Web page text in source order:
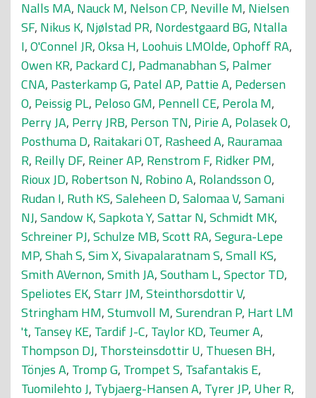
Nalls MA, Nauck M, Nelson CP, Neville M, Nielsen
SF, Nikus K, Njølstad PR, Nordestgaard BG, Ntalla
I,O'Connel JR,Oksa H, Loohuis LMOlde,Ophoff RA,
Owen KR, Packard CJ, Padmanabhan S, Palmer
CNA, Pasterkamp G, Patel AP, Pattie A, Pedersen
O, Peissig PL, Peloso GM, Pennell CE, Perola M,
Perry JA, Perry JRB, Person TN, Pirie A, Polasek O,
Posthuma D, Raitakari OT, Rasheed A, Rauramaa
R, Reilly DF, Reiner AP, Renstrom F, Ridker PM,
Rioux JD, Robertson N, Robino A, Rolandsson O,
Rudan I, Ruth KS,Saleheen D,Salomaa V,Samani
NJ,Sandow K,Sapkota Y,Sattar N,Schmidt MK,
Schreiner PJ,Schulze MB,Scott RA,Segura-Lepe
MP,Shah S,Sim X,Sivapalaratnam S,Small KS,
Smith AVernon,Smith JA,Southam L,Spector TD,
Speliotes EK,Starr JM,Steinthorsdottir V,
Stringham HM,Stumvoll M,Surendran P, Hart LM
't, Tansey KE, Tardif J-C, Taylor KD, Teumer A,
Thompson DJ, Thorsteinsdottir U, Thuesen BH,
Tönjes A, Tromp G, Trompet S, Tsafantakis E,
Tuomilehto J, Tybjaerg-Hansen A, Tyrer JP, Uher R,